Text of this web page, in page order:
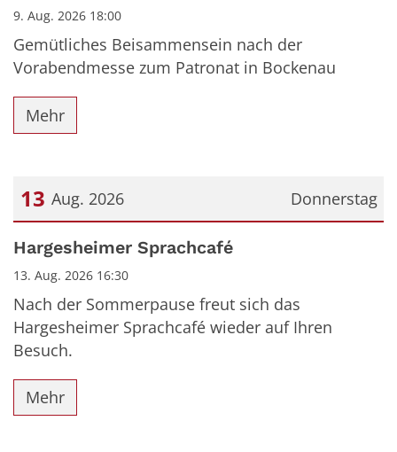
9. Aug. 2026 18:00
Gemütliches Beisammensein nach der
Vorabendmesse zum Patronat in Bockenau
Mehr
Donnerstag
13 Aug. 2026
Datum: 13. August 2026
Hargesheimer Sprachcafé
13. Aug. 2026 16:30
Nach der Sommerpause freut sich das
Hargesheimer Sprachcafé wieder auf Ihren
Besuch.
Mehr